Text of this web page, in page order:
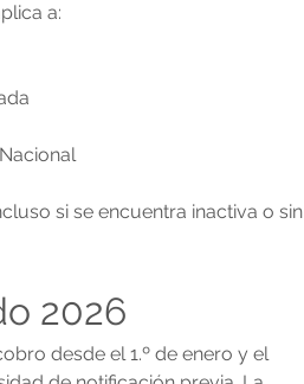
a:
si se encuentra inactiva o sin
2026
desde el 1.º de enero y el